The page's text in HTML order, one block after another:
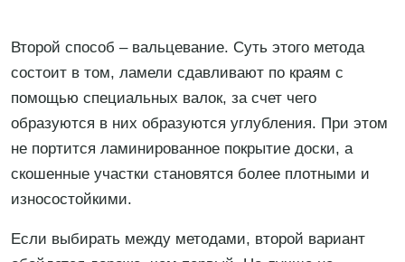
Второй способ – вальцевание. Суть этого метода
состоит в том, ламели сдавливают по краям с
помощью специальных валок, за счет чего
образуются в них образуются углубления. При этом
не портится ламинированное покрытие доски, а
скошенные участки становятся более плотными и
износостойкими.
Если выбирать между методами, второй вариант